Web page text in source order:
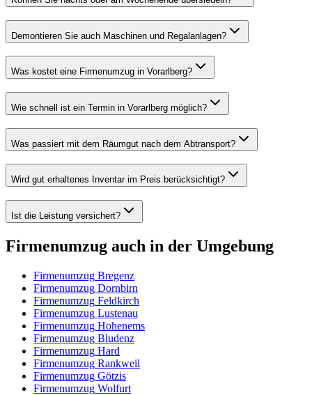
Demontieren Sie auch Maschinen und Regalanlagen?
Was kostet eine Firmenumzug in Vorarlberg?
Wie schnell ist ein Termin in Vorarlberg möglich?
Was passiert mit dem Räumgut nach dem Abtransport?
Wird gut erhaltenes Inventar im Preis berücksichtigt?
Ist die Leistung versichert?
Firmenumzug auch in der Umgebung
Firmenumzug Bregenz
Firmenumzug Dornbirn
Firmenumzug Feldkirch
Firmenumzug Lustenau
Firmenumzug Hohenems
Firmenumzug Bludenz
Firmenumzug Hard
Firmenumzug Rankweil
Firmenumzug Götzis
Firmenumzug Wolfurt